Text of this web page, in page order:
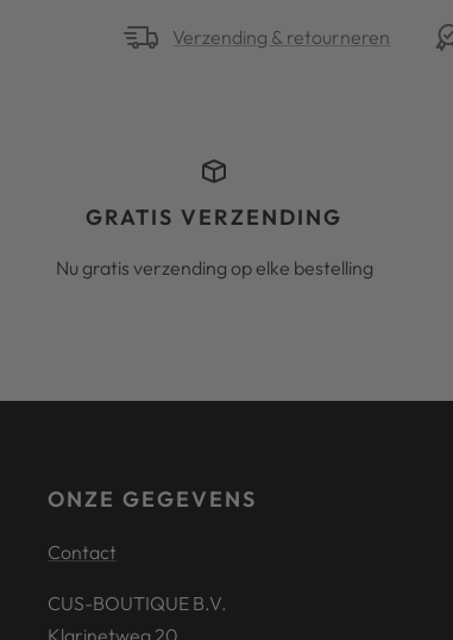
Verzending & retourneren
GRATIS VERZENDING
Nu gratis verzending op elke bestelling
ONZE GEGEVENS
Contact
CUS-BOUTIQUE B.V.
Klarinetweg 20